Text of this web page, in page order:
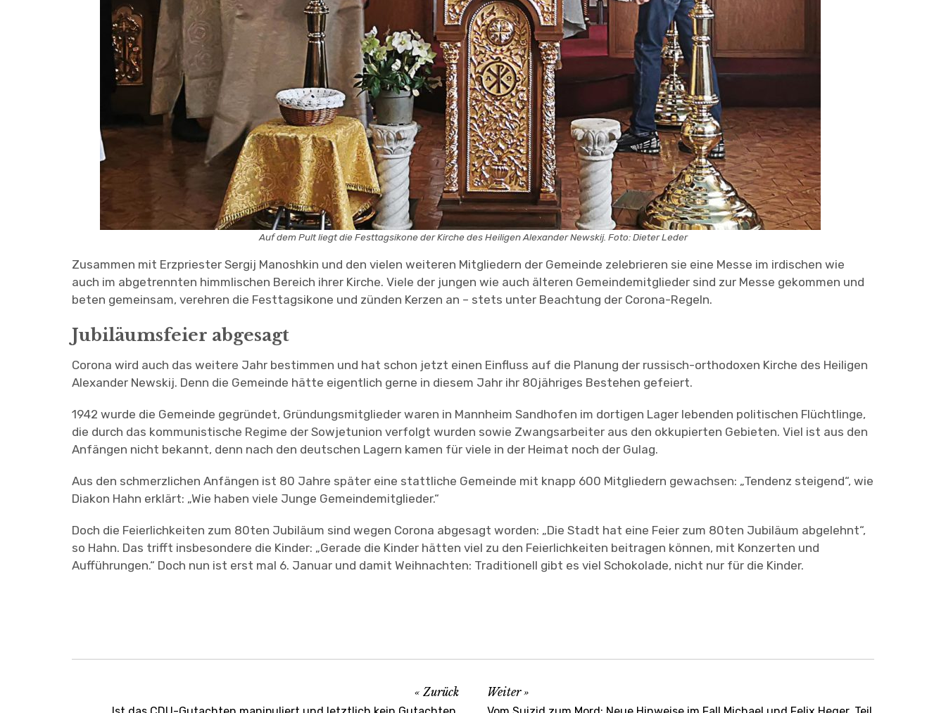
Auf dem Pult liegt die Festtagsikone der Kirche des Heiligen Alexander Newskij. Foto: Dieter Leder
Zusammen mit Erzpriester Sergij Manoshkin und den vielen weiteren Mitgliedern der Gemeinde zelebrieren sie eine Messe im irdischen wie
auch im abgetrennten himmlischen Bereich ihrer Kirche. Viele der jungen wie auch älteren Gemeindemitglieder sind zur Messe gekommen und
beten gemeinsam, verehren die Festtagsikone und zünden Kerzen an – stets unter Beachtung der Corona-Regeln.
Jubiläumsfeier abgesagt
Corona wird auch das weitere Jahr bestimmen und hat schon jetzt einen Einfluss auf die Planung der russisch-orthodoxen Kirche des Heiligen
Alexander Newskij. Denn die Gemeinde hätte eigentlich gerne in diesem Jahr ihr 80jähriges Bestehen gefeiert.
1942 wurde die Gemeinde gegründet, Gründungsmitglieder waren in Mannheim Sandhofen im dortigen Lager lebenden politischen Flüchtlinge,
die durch das kommunistische Regime der Sowjetunion verfolgt wurden sowie Zwangsarbeiter aus den okkupierten Gebieten. Viel ist aus den
Anfängen nicht bekannt, denn nach den deutschen Lagern kamen für viele in der Heimat noch der Gulag.
Aus den schmerzlichen Anfängen ist 80 Jahre später eine stattliche Gemeinde mit knapp 600 Mitgliedern gewachsen: „Tendenz steigend“, wie
Diakon Hahn erklärt: „Wie haben viele Junge Gemeindemitglieder.“
Doch die Feierlichkeiten zum 80ten Jubiläum sind wegen Corona abgesagt worden: „Die Stadt hat eine Feier zum 80ten Jubiläum abgelehnt“,
so Hahn. Das trifft insbesondere die Kinder: „Gerade die Kinder hätten viel zu den Feierlichkeiten beitragen können, mit Konzerten und
Aufführungen.“ Doch nun ist erst mal 6. Januar und damit Weihnachten: Traditionell gibt es viel Schokolade, nicht nur für die Kinder.
Zurück Weiter